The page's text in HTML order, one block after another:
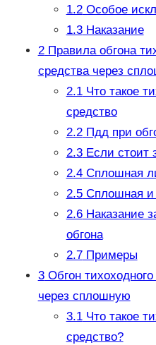
1.2Особое
1.3Наказание
2Правила обгона
средства через
2.1Что такое
средство
2.2Пдд при
2.3Если стоит
2.4Сплошная
2.5Сплошная и
2.6Наказание
обгона
2.7Примеры
3Обгон тихоходного
через сплошную
3.1Что такое
средство?